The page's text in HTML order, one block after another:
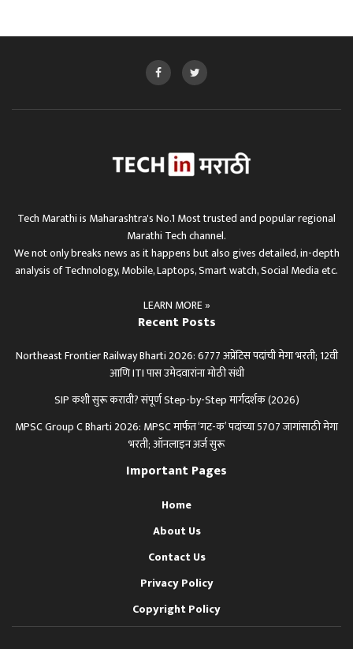
Tech Marathi is Maharashtra's No.1 Most trusted and popular regional
Marathi Tech channel.
We not only breaks news as it happens but also gives detailed, in-depth
analysis of Technology, Mobile, Laptops, Smart watch, Social Media etc.
LEARN MORE »
Recent Posts
Northeast Frontier Railway Bharti 2026: 6777 अप्रेंटिस पदांची मेगा भरती; 12वी
आणि ITI पास उमेदवारांना मोठी संधी
SIP कशी सुरू करावी? संपूर्ण Step-by-Step मार्गदर्शक (2026)
MPSC Group C Bharti 2026: MPSC मार्फत ‘गट-क’ पदांच्या 5707 जागांसाठी मेगा
भरती; ऑनलाइन अर्ज सुरू
Important Pages
Home
About Us
Contact Us
Privacy Policy
Copyright Policy